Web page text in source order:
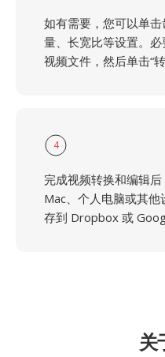
如有需要，您可以单
量、长宽比等设置。
视频文件，然后单击“
4
完成视频转换和编辑
Mac、个人电脑或其
存到 Dropbox 或
关